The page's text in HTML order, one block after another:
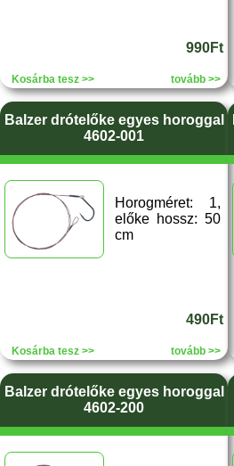
990Ft
Kosárba tesz >> tovább >>
Balzer drótelőke egyes horoggal
4602-001
Horogméret: 1,
előke hossz: 50
cm
490Ft
Kosárba tesz >> tovább >>
Balzer drótelőke egyes horoggal
4602-200